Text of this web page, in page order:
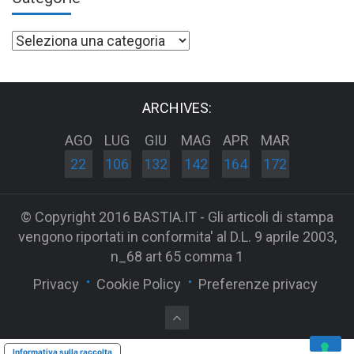
Categorie
ARCHIVES:
AGO
22
LUG
106
GIU
132
MAG
142
APR
164
MAR
172
© Copyright 2016 BASTIA.IT - Gli articoli di stampa
vengono riportati in conformita' al D.L. 9 aprile 2003,
n_68 art 65 comma 1
Privacy
Cookie Policy Preferenze privacy
Informativa sulla raccolta